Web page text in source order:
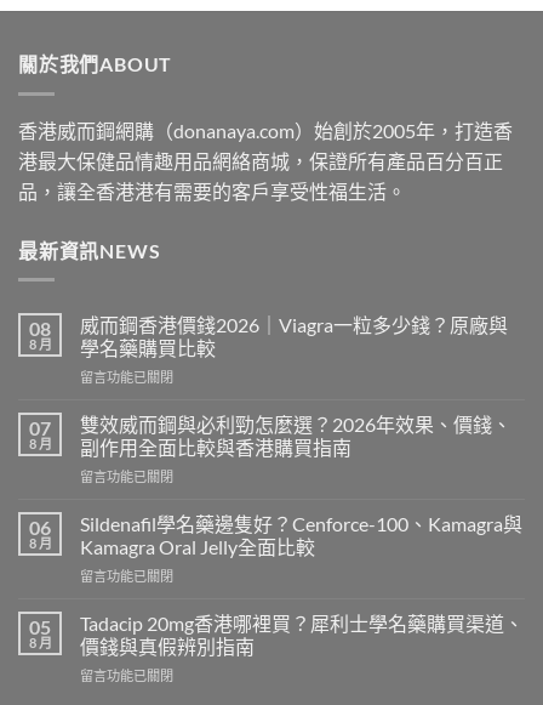
$329
關於我們ABOUT
香港威而鋼網購（donanaya.com）始創於2005年，打造香
港最大保健品情趣用品網絡商城，保證所有產品百分百正
品，讓全香港港有需要的客戶享受性福生活。
最新資訊NEWS
08
8 月
威而鋼香港價錢2026｜Viagra一粒多少錢？原廠與
學名藥購買比較
在
而
鋼
香
港
錢
2026
Viagra
粒
多
錢？
留言功能已關閉
07
8 月
雙效威而鋼與必利勁怎麼選？2026年效果、價錢、
副作用全面比較與香港購買指南
在
效
而
鋼
必
利
勁
怎
留言功能已關閉
06
8 月
Sildenafil學名藥邊隻好？Cenforce-100、Kamagra與
Kamagra Oral Jelly全面比較
在
學
名
藥
邊
留言功能已關閉
05
8 月
Tadacip 20mg香港哪裡買？犀利士學名藥購買渠道、
價錢與真假辨別指南
在
留言功能已關閉